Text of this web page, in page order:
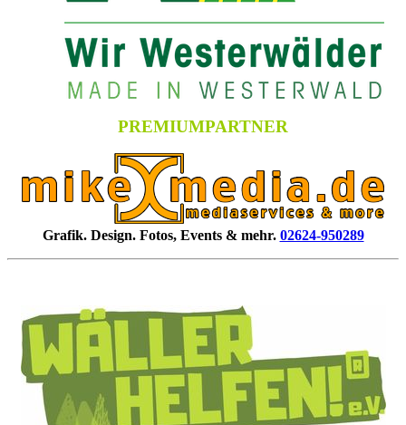
PREMIUMPARTNER
Grafik. Design. Fotos, Events & mehr. 02624-950289